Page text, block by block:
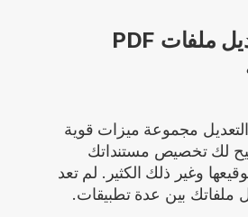
أداة تعديل ملفات PDF
التعديل مجموعة ميزات قوية
لك تخصيص مستنداتك
وغير ذلك الكثير. لم تعد
ملفاتك بين عدة تطبيقات.